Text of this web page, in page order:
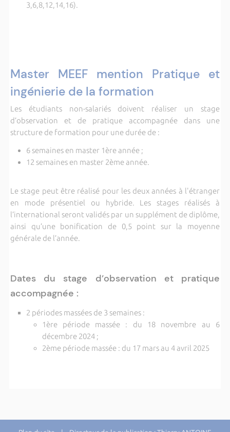
3,6,8,12,14,16).
Master MEEF mention Pratique et
ingénierie de la formation
Les étudiants non-salariés doivent réaliser un stage
d’observation et de pratique accompagnée dans une
structure de formation pour une durée de :
6 semaines en master 1ère année ;
12 semaines en master 2ème année.
Le stage peut être réalisé pour les deux années à l'étranger
en mode présentiel ou hybride. Les stages réalisés à
l’international seront validés par un supplément de diplôme,
ainsi qu’une bonification de 0,5 point sur la moyenne
générale de l’année.
Dates du stage d’observation et pratique
accompagnée :
2 périodes massées de 3 semaines :
1ère période massée : du 18 novembre au 6
décembre 2024 ;
2ème période massée : du 17 mars au 4 avril 2025